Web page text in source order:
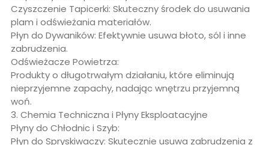
Czyszczenie Tapicerki: Skuteczny środek do usuwania
plam i odświeżania materiałów.
Płyn do Dywaników: Efektywnie usuwa błoto, sól i inne
zabrudzenia.
Odświeżacze Powietrza:
Produkty o długotrwałym działaniu, które eliminują
nieprzyjemne zapachy, nadając wnętrzu przyjemną
woń.
3. Chemia Techniczna i Płyny Eksploatacyjne
Płyny do Chłodnic i Szyb:
Płyn do Spryskiwaczy: Skutecznie usuwa zabrudzenia z